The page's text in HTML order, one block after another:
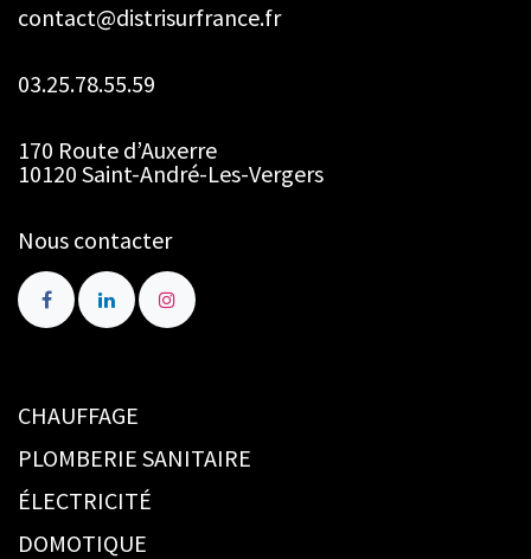
contact@distrisurfrance.fr
03.25.78.55.59
170 Route d’Auxerre
10120 Saint-André-Les-Vergers
Nous contacter
CHAUFFAGE
PLOMBERIE SANITAIRE
ÉLECTRICITÉ
DOMOTIQUE